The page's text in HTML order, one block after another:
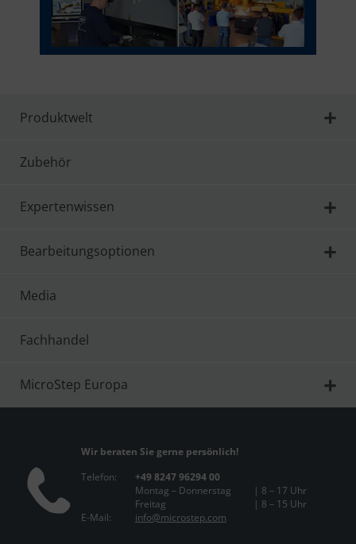
Produktwelt
Zubehör
Expertenwissen
Bearbeitungsoptionen
Media
Fachhandel
MicroStep Europa
Wir beraten Sie gerne persönlich!
Telefon:
+49 8247 96294 00
Montag – Donnerstag
| 8 – 17 Uhr
Freitag
| 8 – 15 Uhr
E-Mail:
info@microstep.com